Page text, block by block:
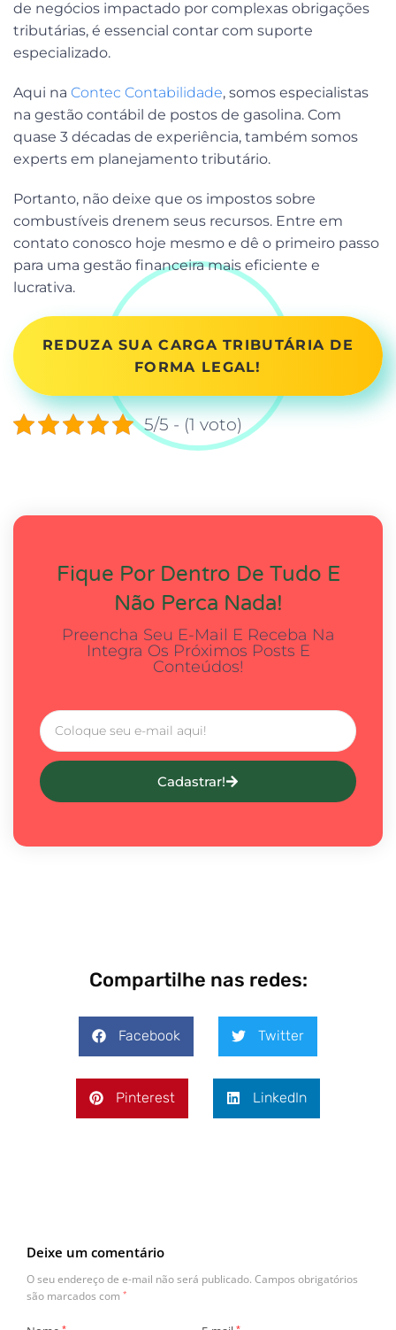
de negócios impactado por complexas obrigações
tributárias, é essencial contar com suporte
especializado.
Aqui na Contec Contabilidade, somos especialistas
na gestão contábil de postos de gasolina. Com
quase 3 décadas de experiência, também somos
experts em planejamento tributário.
Portanto, não deixe que os impostos sobre
combustíveis drenem seus recursos. Entre em
contato conosco hoje mesmo e dê o primeiro passo
para uma gestão financeira mais eficiente e
lucrativa.
REDUZA SUA CARGA TRIBUTÁRIA DE
FORMA LEGAL!
5/5 - (1 voto)
Fique Por Dentro De Tudo E
Não Perca Nada!
Preencha Seu E-Mail E Receba Na
Integra Os Próximos Posts E
Conteúdos!
Cadastrar!
Compartilhe nas redes:
Facebook Twitter
Pinterest LinkedIn
Deixe um comentário
O seu endereço de e-mail não será publicado. Campos obrigatórios
são marcados com *